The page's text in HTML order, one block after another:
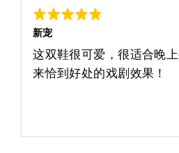
Sophia
评
分
5
分
（满
分
5
分
新宠
这双鞋很可爱，很适合晚
来恰到好处的戏剧效果！